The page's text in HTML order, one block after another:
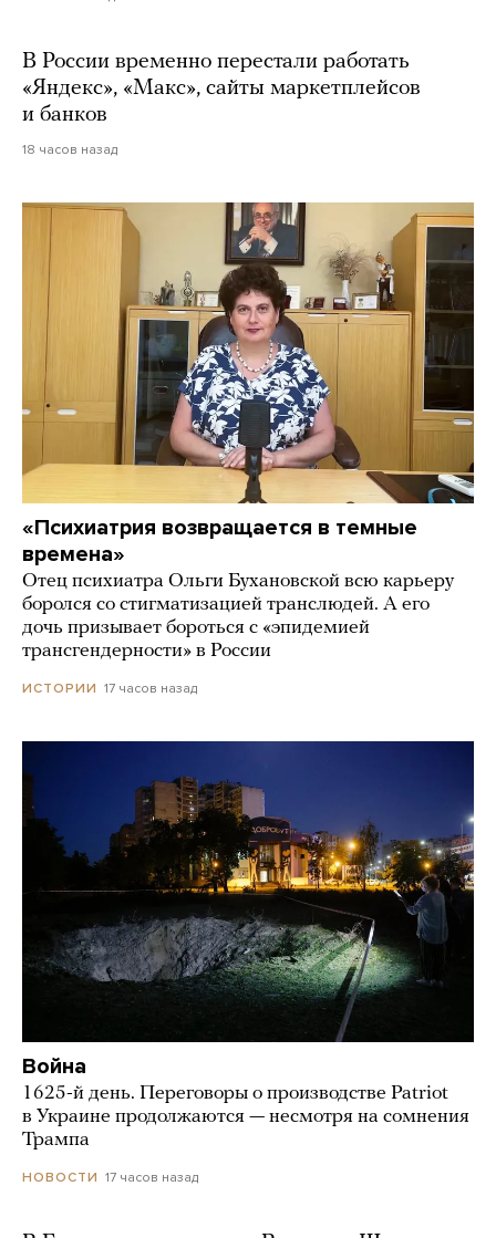
В России временно перестали работать
«Яндекс», «Макс», сайты маркетплейсов
и банков
18 часов назад
«Психиатрия возвращается в темные
времена»
Отец психиатра Ольги Бухановской всю карьеру
боролся со стигматизацией транслюдей. А его
дочь призывает бороться с «эпидемией
трансгендерности» в России
ИСТОРИИ 17 часов назад
Война
1625-й день. Переговоры о производстве Patriot
в Украине продолжаются — несмотря на сомнения
Трампа
НОВОСТИ 17 часов назад